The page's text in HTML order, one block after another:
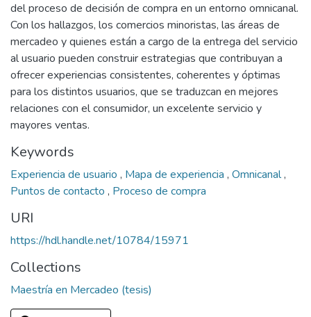
del proceso de decisión de compra en un entorno omnicanal.
Con los hallazgos, los comercios minoristas, las áreas de
mercadeo y quienes están a cargo de la entrega del servicio
al usuario pueden construir estrategias que contribuyan a
ofrecer experiencias consistentes, coherentes y óptimas
para los distintos usuarios, que se traduzcan en mejores
relaciones con el consumidor, un excelente servicio y
mayores ventas.
Keywords
Experiencia de usuario , Mapa de experiencia , Omnicanal,
Puntos de contacto , Proceso de compra
URI
https://hdl.handle.net/10784/15971
Collections
Maestría en Mercadeo (tesis)